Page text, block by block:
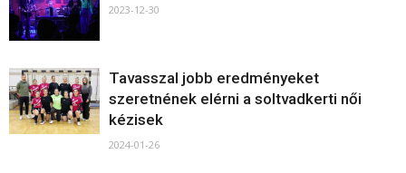
2023-12-30
Tavasszal jobb eredményeket
szeretnének elérni a soltvadkerti női
kézisek
2024-01-26